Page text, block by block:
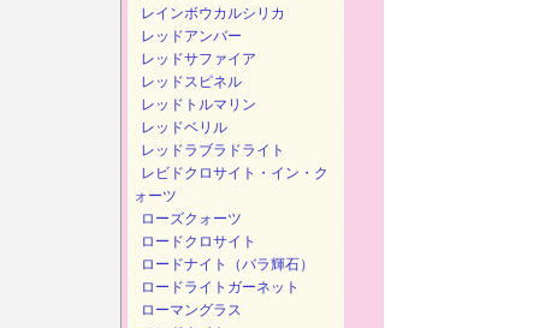
レインボウカルシリカ
レッドアンバー
レッドサファイア
レッドスピネル
レッドトルマリン
レッドベリル
レッドラブラドライト
レビドクロサイト・イン・ク
ォーツ
ローズクォーツ
ロードクロサイト
ロードナイト（バラ輝石）
ロードライトガーネット
ローマングラス